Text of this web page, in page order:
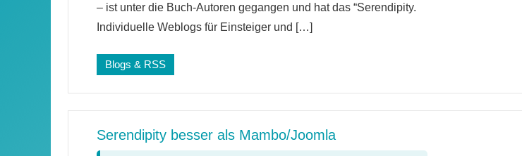
– ist unter die Buch-Autoren gegangen und hat das “Serendipity.
Individuelle Weblogs für Einsteiger und […]
Blogs & RSS
Serendipity besser als Mambo/Joomla